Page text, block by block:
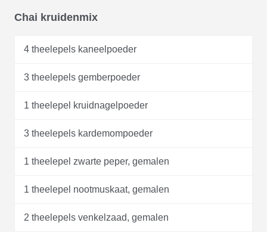
Chai kruidenmix
4 theelepels kaneelpoeder
3 theelepels gemberpoeder
1 theelepel kruidnagelpoeder
3 theelepels kardemompoeder
1 theelepel zwarte peper, gemalen
1 theelepel nootmuskaat, gemalen
2 theelepels venkelzaad, gemalen